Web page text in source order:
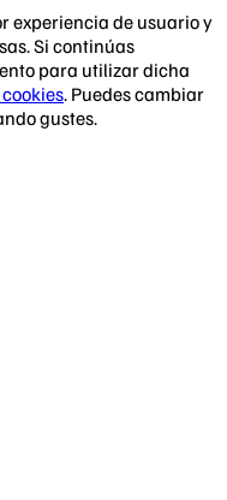
experiencia de usuario y
Si continúas
para utilizar dicha
. Puedes cambiar
gustes.